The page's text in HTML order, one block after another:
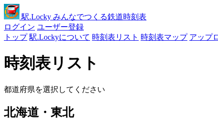
駅.Locky みんなでつくる鉄道時刻表
ログイン ユーザー登録
トップ 駅.Lockyについて 時刻表リスト 時刻表マップ アップ
時刻表リスト
都道府県を選択してください
北海道・東北